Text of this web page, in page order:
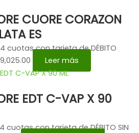
CUORE CORAZON
ES
cuotas con tarjeta de DÉBITO
Leer más
EDT C-VAP X 90
cuotas con tarjeta de DÉBITO SIN